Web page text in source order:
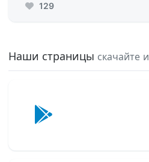
129
Наши страницы скачайте